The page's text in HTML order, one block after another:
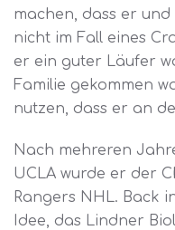
machen, dass er
nicht im Fall eines
er ein guter Läufer
Familie gekommen
nutzen, dass er an
Nach mehreren
UCLA wurde er der
Rangers NHL. Back
Idee, das Lindner